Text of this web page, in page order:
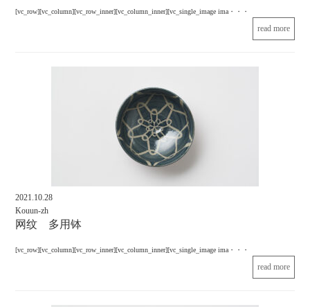
[vc_row][vc_column][vc_row_inner][vc_column_inner][vc_single_image ima・・・
read more
2021.10.28
Kouun-zh
网纹 多用钵
[vc_row][vc_column][vc_row_inner][vc_column_inner][vc_single_image ima・・・
read more